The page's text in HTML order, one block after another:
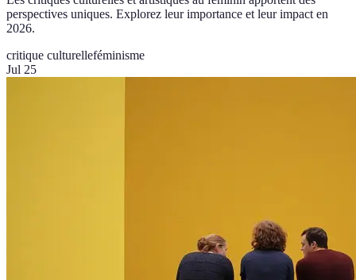
perspectives uniques. Explorez leur importance et leur impact en
2026.
critique culturelleféminisme
Jul 25